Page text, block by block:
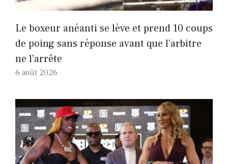
Le boxeur anéanti se lève et prend 10 coups
de poing sans réponse avant que l'arbitre
ne l'arrête
6 août 2026